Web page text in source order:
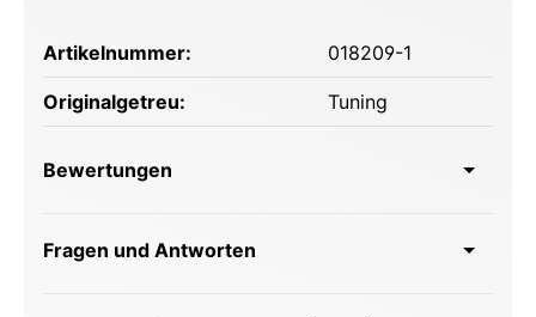
Artikelnummer: 018209-1
Originalgetreu: Tuning
Bewertungen
Fragen und Antworten